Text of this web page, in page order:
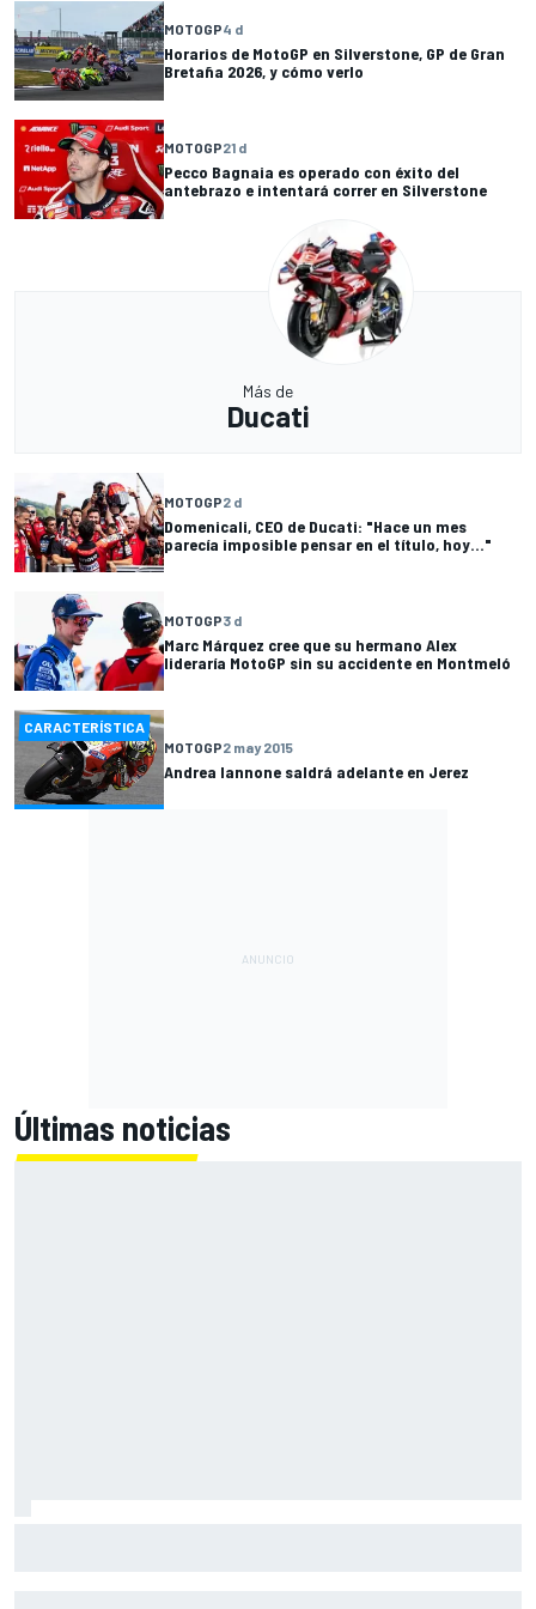
MOTOGP4 d
Horarios de MotoGP en Silverstone, GP de Gran
Bretaña 2026, y cómo verlo
MOTOGP21 d
Pecco Bagnaia es operado con éxito del
antebrazo e intentará correr en Silverstone
Más de
Ducati
MOTOGP2 d
Domenicali, CEO de Ducati: "Hace un mes
parecía imposible pensar en el título, hoy..."
MOTOGP3 d
Marc Márquez cree que su hermano Alex
lideraría MotoGP sin su accidente en Montmeló
CARACTERÍSTICA
MOTOGP2 may 2015
Andrea Iannone saldrá adelante en Jerez
Últimas noticias